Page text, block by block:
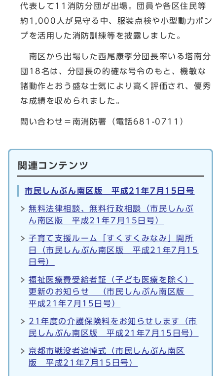
代表して11消防分団が出場。団員や各区住民等
約1,000人が見守る中、服装点検や小型動力ポン
プを活用した消防訓練等を披露しました。
南区から出場した西尾康孝分団長率いる塔南分
団18名は、分団長の的確な号令のもと、機敏な
諸動作とおう盛な士気により高く評価され、優秀
な成績を収められました。
問い合わせ＝南消防署（電話681-0711）
関連コンテンツ
市民しんぶん南区版 平成21年7月15日号
無料法律相談、無料行政相談（市民しんぶ
ん南区版 平成21年7月15日号）
子育て支援ルーム「すくすくみなみ」開所
日（市民しんぶん南区版 平成21年7月15
日号）
福祉医療費受給者証（子ども医療を除く）
更新のお知らせ （市民しんぶん南区版
平成21年7月15日号）
21年度の介護保険料をお知らせします（市
民しんぶん南区版 平成21年7月15日号）
京都市戦没者追悼式（市民しんぶん南区
版 平成21年7月15日号）